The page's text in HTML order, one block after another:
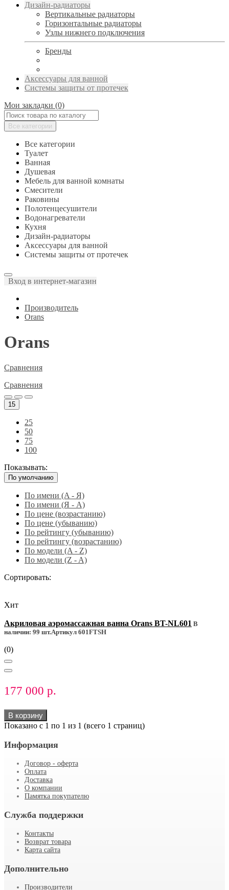
Дизайн-радиаторы
Вертикальные радиаторы
Горизонтальные радиаторы
Узлы нижнего подключения
Бренды
Аксессуары для ванной
Системы защиты от протечек
Мои закладки (0)
Все категории
Все категории
Туалет
Ванная
Душевая
Мебель для ванной комнаты
Смесители
Раковины
Полотенцесушители
Водонагреватели
Кухня
Дизайн-радиаторы
Аксессуары для ванной
Системы защиты от протечек
Вход в интернет-магазин
Производитель
Orans
Orans
Сравнения
Сравнения
15
25
50
75
100
Показывать:
По умолчанию
По имени (A - Я)
По имени (Я - A)
По цене (возрастанию)
По цене (убыванию)
По рейтингу (убыванию)
По рейтингу (возрастанию)
По модели (A - Z)
По модели (Z - A)
Сортировать:
Хит
Акриловая аэромассажная ванна Orans BT-NL601 В
наличии: 99 шт.Артикул 601FTSH
(0)
177 000 р.
В корзину
Показано с 1 по 1 из 1 (всего 1 страниц)
Информация
Договор - оферта
Оплата
Доставка
О компании
Памятка покупателю
Служба поддержки
Контакты
Возврат товара
Карта сайта
Дополнительно
Производители